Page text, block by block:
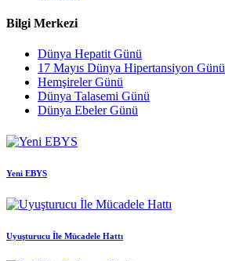
Bilgi Merkezi
Dünya Hepatit Günü
17 Mayıs Dünya Hipertansiyon Günü
Hemşireler Günü
Dünya Talasemi Günü
Dünya Ebeler Günü
Yeni EBYS
Uyuşturucu İle Mücadele Hattı